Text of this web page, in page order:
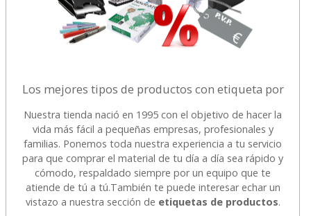
Los mejores tipos de productos con etiqueta por
Nuestra tienda nació en 1995 con el objetivo de hacer la
vida más fácil a pequeñas empresas, profesionales y
familias. Ponemos toda nuestra experiencia a tu servicio
para que comprar el material de tu día a día sea rápido y
cómodo, respaldado siempre por un equipo que te
atiende de tú a tú.También te puede interesar echar un
vistazo a nuestra sección de etiquetas de productos.